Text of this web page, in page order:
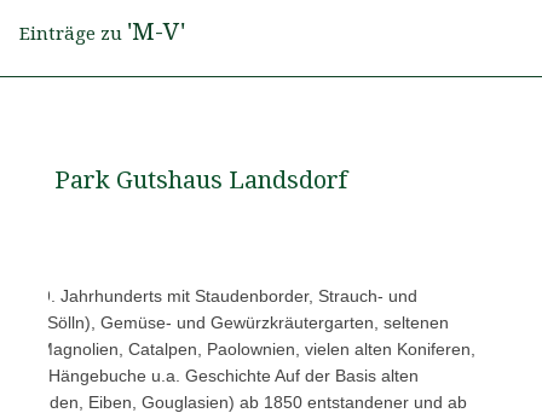
Einträge zu 'M-V'
Park Gutshaus Landsdorf
19. Jahrhunderts mit Staudenborder, Strauch- und
(Sölln), Gemüse- und Gewürzkräutergarten, seltenen
24 Magnolien, Catalpen, Paolownien, vielen alten Koniferen,
Hängebuche u.a. Geschichte Auf der Basis alten
Linden, Eiben, Gouglasien) ab 1850 entstandener und ab